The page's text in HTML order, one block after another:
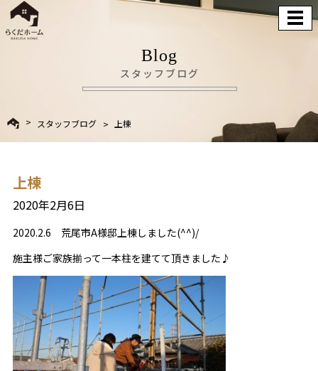
Blog
スタッフブログ
スタッフブログ 上棟
上棟
2020年2月6日
2020.2.6 荒尾市A様邸上棟しました(^^)/
施主様ご家族揃って一本柱を建てて頂きました♪